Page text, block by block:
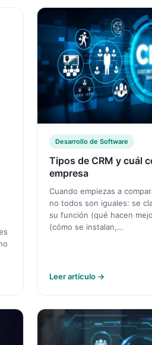
Desarrollo de Software
Tipos de CRM y cuál
empresa
Cuando empiezas a
no todos son iguales: se
su función (qué hacen
(cómo se instalan,…
Leer artículo →